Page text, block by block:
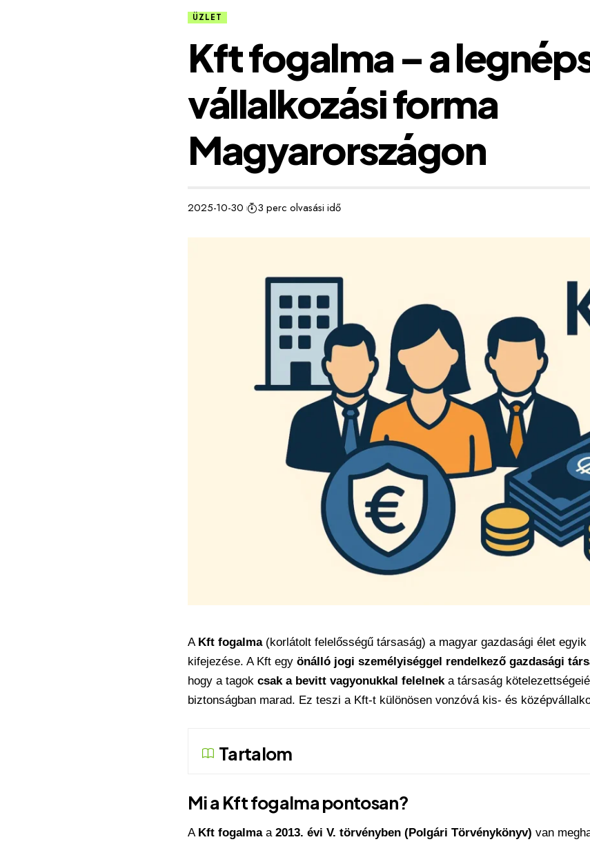
ÜZLET
Kft fogalma – a
vállalkozási forma
Magyarországon
2025-10-30 3 perc olvasási idő
A Kft fogalma(korlátolt felelősségű társaság) a magyar gazdasági élet egyik
kifejezése. A Kft egy önálló jogi személyiséggel rendelkező gazdasági
hogy a tagok csak a bevitt vagyonukkal felelneka társaság
biztonságban marad. Ez teszi a Kft-t különösen vonzóvá kis- és
Tartalom
Mi a Kft fogalma pontosan?
A Kft fogalmaa 2013. évi V. törvényben (Polgári Törvénykönyv) van